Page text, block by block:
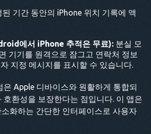
된 기간 동안의 iPhone 위치 기록에 액
에서 iPhone 추적은 무료): 분실 모
기기를 원격으로 잠그고 연락처 정보
지정 메시지를 표시할 수 있습니다.
은 Apple 디바이스와 원활하게 통합되
호환성을 보장한다는 점입니다. 이 앱은
화하는 간단한 인터페이스로 사용자